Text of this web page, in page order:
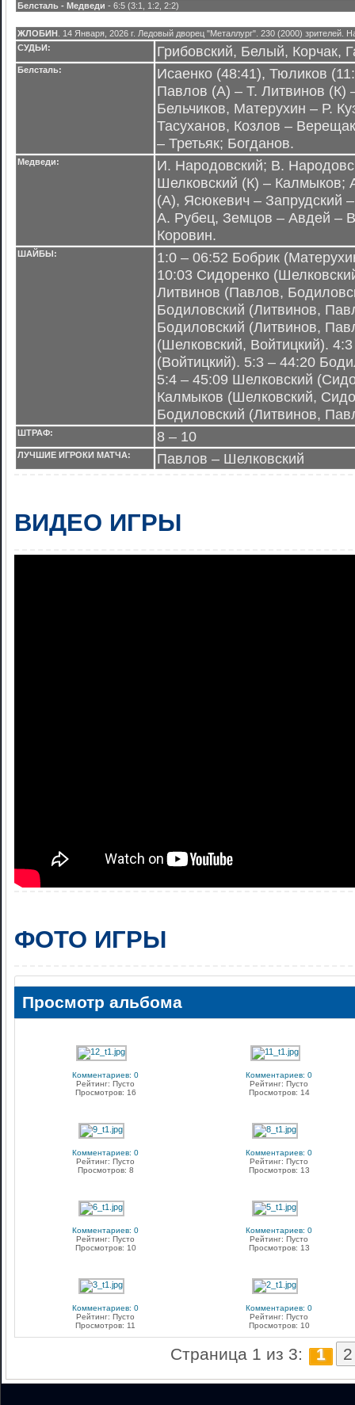
Белсталь - Медведи - 6:5 (3:1, 1:2, 2:2)
ЖЛОБИН . 14 Января, 2026 г. Ледовый дворец "Металлург". 230 (2000) зрителей.
СУДЬИ:
Грибовский, Белый, Корчак,
Белсталь:
Исаенко (48:41), Тюликов
Павлов (А) – Т. Литвинов (К)
Бельчиков, Матерухин – Р.
Тасуханов, Козлов –
– Третьяк; Богданов.
Медведи:
И. Народовский; В.
Шелковский (К) – Калмыков;
(А), Ясюкевич – Запрудский
А. Рубец, Земцов – Авдей –
Коровин.
ШАЙБЫ:
1:0 – 06:52 Бобрик
10:03 Сидоренко
Литвинов (Павлов,
Бодиловский (Литвинов,
Бодиловский (Литвинов,
(Шелковский, Войтицкий).
(Войтицкий). 5:3 – 44:20
5:4 – 45:09 Шелковский
Калмыков (Шелковский,
Бодиловский (Литвинов,
ШТРАФ: 8 – 10
ЛУЧШИЕ ИГРОКИ МАТЧА: Павлов – Шелковский
ВИДЕО ИГРЫ
ФОТО ИГРЫ
Просмотр альбома
Комментариев: 0
Рейтинг: Пусто
Просмотров: 16
Комментариев: 0
Рейтинг: Пусто
Просмотров: 14
Комментариев: 0
Рейтинг: Пусто
Просмотров: 8
Комментариев: 0
Рейтинг: Пусто
Просмотров: 13
Комментариев: 0
Рейтинг: Пусто
Просмотров: 10
Комментариев: 0
Рейтинг: Пусто
Просмотров: 13
Комментариев: 0
Рейтинг: Пусто
Просмотров: 11
Комментариев: 0
Рейтинг: Пусто
Просмотров: 10
Страница 1 из 3: 1 2